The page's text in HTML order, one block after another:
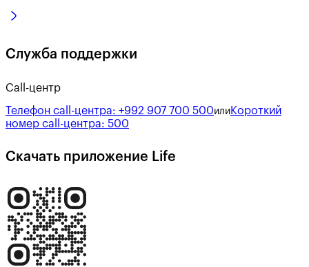
Служба поддержки
Call-центр
Телефон call-центра: +992 907 700 500или Короткий
номер call-центра: 500
Скачать приложение Life